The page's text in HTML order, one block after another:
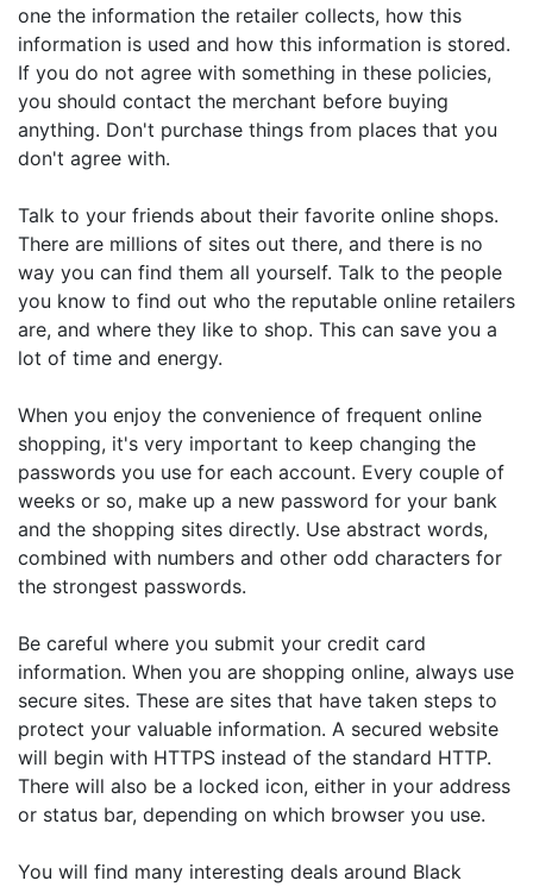
one the information the retailer collects, how this
information is used and how this information is stored.
If you do not agree with something in these policies,
you should contact the merchant before buying
anything. Don't purchase things from places that you
don't agree with.
Talk to your friends about their favorite online shops.
There are millions of sites out there, and there is no
way you can find them all yourself. Talk to the people
you know to find out who the reputable online retailers
are, and where they like to shop. This can save you a
lot of time and energy.
When you enjoy the convenience of frequent online
shopping, it's very important to keep changing the
passwords you use for each account. Every couple of
weeks or so, make up a new password for your bank
and the shopping sites directly. Use abstract words,
combined with numbers and other odd characters for
the strongest passwords.
Be careful where you submit your credit card
information. When you are shopping online, always use
secure sites. These are sites that have taken steps to
protect your valuable information. A secured website
will begin with HTTPS instead of the standard HTTP.
There will also be a locked icon, either in your address
or status bar, depending on which browser you use.
You will find many interesting deals around Black